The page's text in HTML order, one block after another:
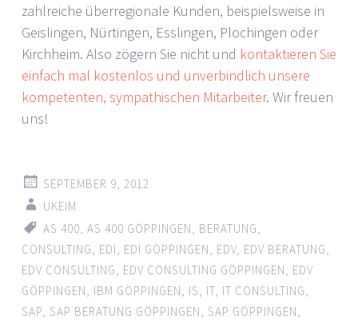
zahlreiche überregionale Kunden, beispielsweise in
Geislingen, Nürtingen, Esslingen, Plochingen oder
Kirchheim. Also zögern Sie nicht und kontaktieren Sie
einfach mal kostenlos und unverbindlich unsere
kompetenten, sympathischen Mitarbeiter. Wir freuen
uns!
SEPTEMBER 9, 2012
UKEIM
AS 400, AS 400 GÖPPINGEN, BERATUNG,
CONSULTING, EDI, EDI GÖPPINGEN, EDV, EDV BERATUNG,
EDV CONSULTING, EDV CONSULTING GÖPPINGEN, EDV
GÖPPINGEN, IBM GÖPPINGEN, IS, IT, IT CONSULTING,
SAP, SAP BERATUNG GÖPPINGEN, SAP GÖPPINGEN,